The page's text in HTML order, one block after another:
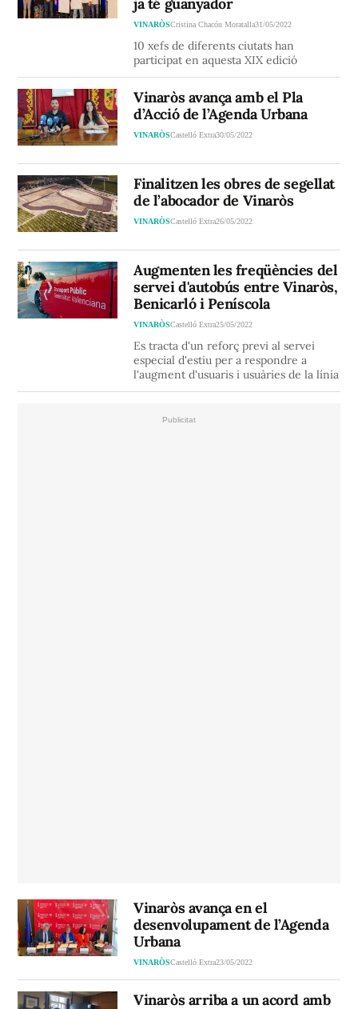
ja té guanyador
VINARÒSCristina Chacón Moratalla31/05/2022
10 xefs de diferents ciutats han
participat en aquesta XIX edició
Vinaròs avança amb el Pla
d’Acció de l’Agenda Urbana
VINARÒSCastelló Extra30/05/2022
Finalitzen les obres de segellat
de l’abocador de Vinaròs
VINARÒSCastelló Extra26/05/2022
Augmenten les freqüències del
servei d'autobús entre Vinaròs,
Benicarló i Peníscola
VINARÒSCastelló Extra25/05/2022
Es tracta d'un reforç previ al servei
especial d'estiu per a respondre a
l'augment d'usuaris i usuàries de la línia
Vinaròs avança en el
desenvolupament de l’Agenda
Urbana
VINARÒSCastelló Extra23/05/2022
Vinaròs arriba a un acord amb